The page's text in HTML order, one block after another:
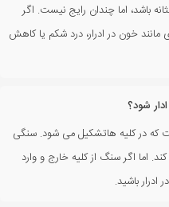
باشد، اما چندان رایج نیست. اگر
مانند خون در ادرار، درد شکم یا کاهش
شود؟
که در کلیه هاتشکیل می شود. سنگی
اما اگر سنگ از کلیه خارج و وارد
باشید.